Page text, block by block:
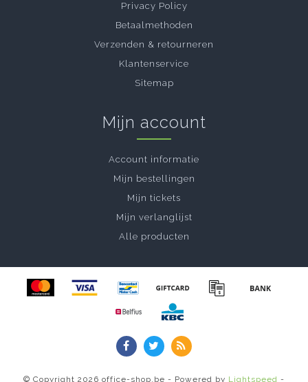
Privacy Policy
Betaalmethoden
Verzenden & retourneren
Klantenservice
Sitemap
Mijn account
Account informatie
Mijn bestellingen
Mijn tickets
Mijn verlanglijst
Alle producten
© Copyright 2026 office-shop.be - Powered by Lightspeed -